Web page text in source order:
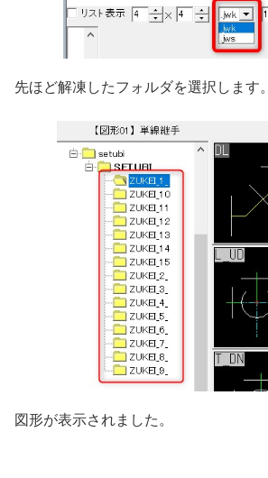
先ほど解凍したフォルダを選択します。
図形が表示されました。